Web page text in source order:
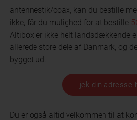
antennestik/coax, kan du bestille
ikke, får du mulighed for at bestille
Altibox er ikke helt landsdækkende
allerede store dele af Danmark, og
bygget ud.
Tjek din adresse
Du er også altid velkommen til at